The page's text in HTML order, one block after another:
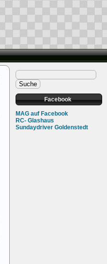
Facebook
MAG auf Facebook
RC- Glashaus
Sundaydriver Goldenstedt